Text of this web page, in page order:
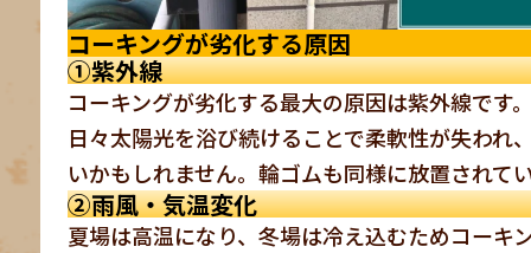
コーキングが劣化する原因
①紫外線
コーキングが劣化する最大の原因は紫外線です
日々太陽光を浴び続けることで柔軟性が失わ
いかもしれません。輪ゴムも同様に放置されて
②雨風・気温変化
夏場は高温になり、冬場は冷え込むためコーキ